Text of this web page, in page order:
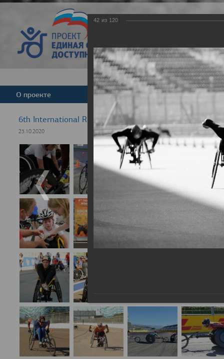
Версия для
О проекте Команда Новости
6th International Rezept-Sport Wheelchair Half
23.10.2020
42 из 120